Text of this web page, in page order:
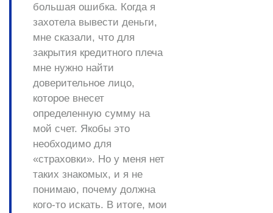
большая ошибка. Когда я
захотела вывести деньги,
мне сказали, что для
закрытия кредитного плеча
мне нужно найти
доверительное лицо,
которое внесет
определенную сумму на
мой счет. Якобы это
необходимо для
«страховки». Но у меня нет
таких знакомых, и я не
понимаю, почему должна
кого-то искать. В итоге, мои